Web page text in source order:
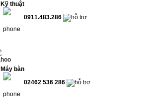
Kỹ thuật
0911.483.286
Máy bàn
02462 536 286